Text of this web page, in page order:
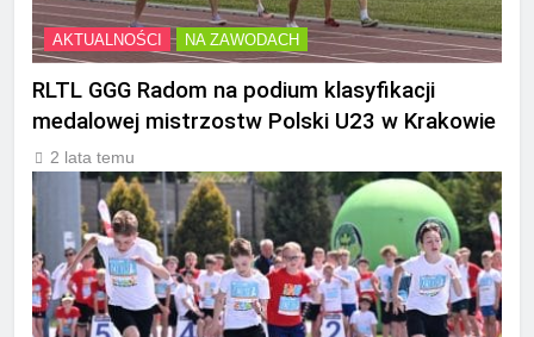
AKTUALNOŚCI NA ZAWODACH
RLTL GGG Radom na podium klasyfikacji
medalowej mistrzostw Polski U23 w Krakowie
2 lata temu